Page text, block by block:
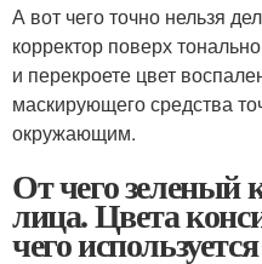
А вот чего точно нельзя
корректор поверх
и перекроете цвет
маскирующего средства
окружающим.
От чего зеленый
лица. Цвета
чего используется